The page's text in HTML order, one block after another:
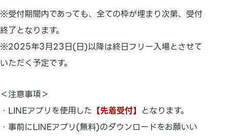
※受付期間内であっても、全ての枠が埋まり次第、受付
終了となります。
※2025年3月23日(日)以降は終日フリー入場とさせて
いただく予定です。
＜注意事項＞
・LINEアプリを使用した 【先着受付】 となります。
・事前にLINEアプリ(無料)のダウンロードをお願いい